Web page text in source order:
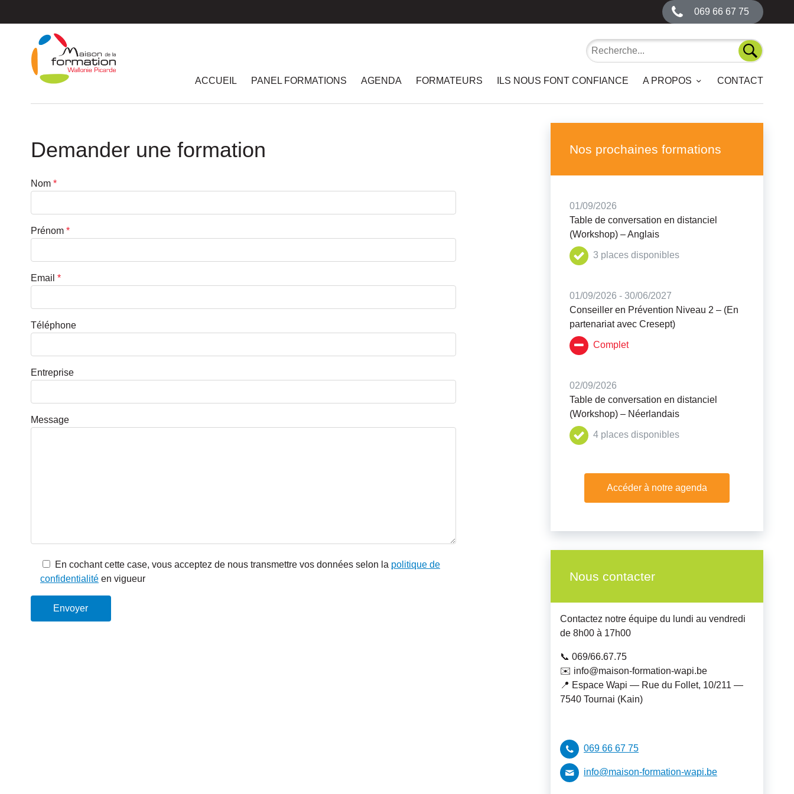
principal
069 66 67 75
ACCUEIL PANEL FORMATIONS AGENDA FORMATEURS ILS NOUS FONT CONFIANCE A PROPOS CONTACT
Recherche
Demander une formation
Nom *
Prénom *
Email *
Téléphone
Entreprise
Message
En cochant cette case, vous acceptez de nous transmettre vos données selon la politique de
confidentialité en vigueur
Nos prochaines formations
01/09/2026
Table de conversation en distanciel
(Workshop) – Anglais
3 places disponibles
01/09/2026 - 30/06/2027
Conseiller en Prévention Niveau 2 – (En
partenariat avec Cresept)
Complet
02/09/2026
Table de conversation en distanciel
(Workshop) – Néerlandais
4 places disponibles
Accéder à notre agenda
Nous contacter
Contactez notre équipe du lundi au vendredi
de 8h00 à 17h00
📞 069/66.67.75
✉️ info@maison-formation-wapi.be
📍 Espace Wapi — Rue du Follet, 10/211 —
7540 Tournai (Kain)
069 66 67 75
info@maison-formation-wapi.be